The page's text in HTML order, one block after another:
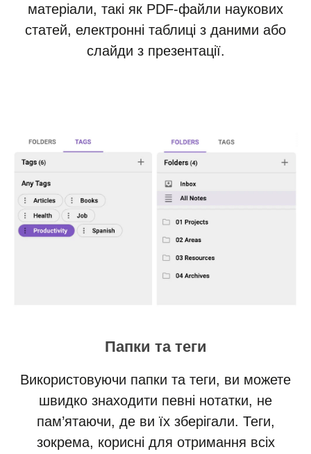
матеріали, такі як PDF-файли наукових
статей, електронні таблиці з даними або
слайди з презентації.
Папки та теги
Використовуючи папки та теги, ви можете
швидко знаходити певні нотатки, не
пам’ятаючи, де ви їх зберігали. Теги,
зокрема, корисні для отримання всіх